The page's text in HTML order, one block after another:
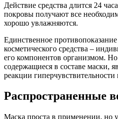
Действие средства длится 24
покровы получают все
хорошо увлажняются.
Единственное
косметического средства –
его компонентов организмом.
содержащиеся в составе маски,
реакции
Распространенные
Маска проста в применении, но